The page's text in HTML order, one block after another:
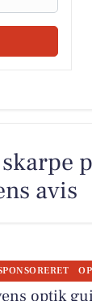
skarpe
avis
optik